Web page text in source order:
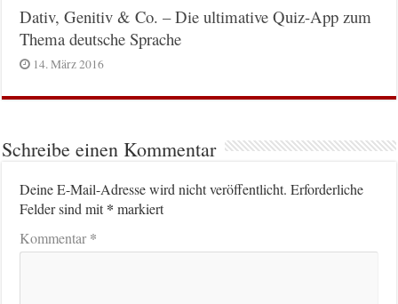
Dativ, Genitiv & Co. – Die ultimative Quiz-App zum
Thema deutsche Sprache
14. März 2016
Schreibe einen Kommentar
Deine E-Mail-Adresse wird nicht veröffentlicht. Erforderliche
Felder sind mit* markiert
Kommentar*